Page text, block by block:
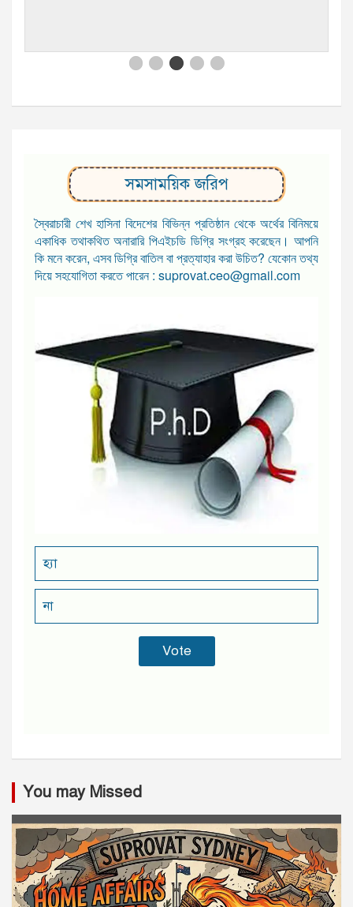
সমসাময়িক জরিপ
স্বৈরাচারী শেখ হাসিনা বিদেশের বিভিন্ন প্রতিষ্ঠান থেকে অর্থের বিনিময়ে
একাধিক তথাকথিত অনারারি পিএইচডি ডিগ্রি সংগ্রহ করেছেন। আপনি
কি মনে করেন, এসব ডিগ্রি বাতিল বা প্রত্যাহার করা উচিত? যেকোন তথ্য
দিয়ে সহযোগিতা করতে পারেন : suprovat.ceo@gmail.com
হ্যা
না
You may Missed